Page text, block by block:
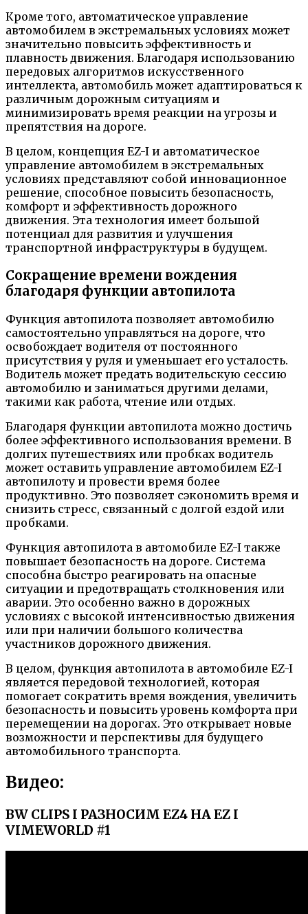
Кроме того, автоматическое управление
автомобилем в экстремальных условиях может
значительно повысить эффективность и
плавность движения. Благодаря использованию
передовых алгоритмов искусственного
интеллекта, автомобиль может адаптироваться к
различным дорожным ситуациям и
минимизировать время реакции на угрозы и
препятствия на дороге.
В целом, концепция EZ-I и автоматическое
управление автомобилем в экстремальных
условиях представляют собой инновационное
решение, способное повысить безопасность,
комфорт и эффективность дорожного
движения. Эта технология имеет большой
потенциал для развития и улучшения
транспортной инфраструктуры в будущем.
Сокращение времени вождения
благодаря функции автопилота
Функция автопилота позволяет автомобилю
самостоятельно управляться на дороге, что
освобождает водителя от постоянного
присутствия у руля и уменьшает его усталость.
Водитель может предать водительскую сессию
автомобилю и заниматься другими делами,
такими как работа, чтение или отдых.
Благодаря функции автопилота можно достичь
более эффективного использования времени. В
долгих путешествиях или пробках водитель
может оставить управление автомобилем EZ-I
автопилоту и провести время более
продуктивно. Это позволяет сэкономить время и
снизить стресс, связанный с долгой ездой или
пробками.
Функция автопилота в автомобиле EZ-I также
повышает безопасность на дороге. Система
способна быстро реагировать на опасные
ситуации и предотвращать столкновения или
аварии. Это особенно важно в дорожных
условиях с высокой интенсивностью движения
или при наличии большого количества
участников дорожного движения.
В целом, функция автопилота в автомобиле EZ-I
является передовой технологией, которая
помогает сократить время вождения, увеличить
безопасность и повысить уровень комфорта при
перемещении на дорогах. Это открывает новые
возможности и перспективы для будущего
автомобильного транспорта.
Видео:
BW CLIPS I РАЗНОСИМ EZ4 НА EZ I
VIMEWORLD #1